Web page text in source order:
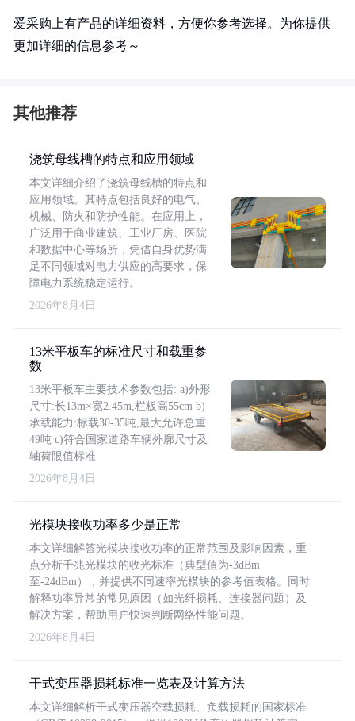
爱采购上有产品的详细资料，方便你参考选择。为你提供
更加详细的信息参考～
其他推荐
浇筑母线槽的特点和应用领域
本文详细介绍了浇筑母线槽的特点和
应用领域。其特点包括良好的电气、
机械、防火和防护性能。在应用上，
广泛用于商业建筑、工业厂房、医院
和数据中心等场所，凭借自身优势满
足不同领域对电力供应的高要求，保
障电力系统稳定运行。
2026年8月4日
13米平板车的标准尺寸和载重参
数
13米平板车主要技术参数包括: a)外形
尺寸:长13m×宽2.45m,栏板高55cm b)
承载能力:标载30-35吨,最大允许总重
49吨 c)符合国家道路车辆外廓尺寸及
轴荷限值标准
2026年8月4日
光模块接收功率多少是正常
本文详细解答光模块接收功率的正常范围及影响因素，重
点分析千兆光模块的收光标准（典型值为-3dBm
至-24dBm），并提供不同速率光模块的参考值表格。同时
解释功率异常的常见原因（如光纤损耗、连接器问题）及
解决方案，帮助用户快速判断网络性能问题。
2026年8月4日
干式变压器损耗标准一览表及计算方法
本文详细解析干式变压器空载损耗、负载损耗的国家标准